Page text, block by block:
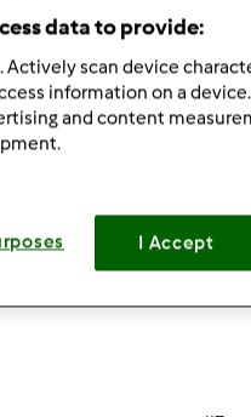
poter commentare
data to provide:
Actively scan device
information on a
and content
I Accept